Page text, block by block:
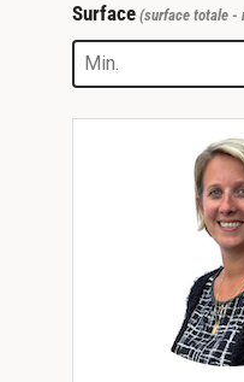
Surface
Surface